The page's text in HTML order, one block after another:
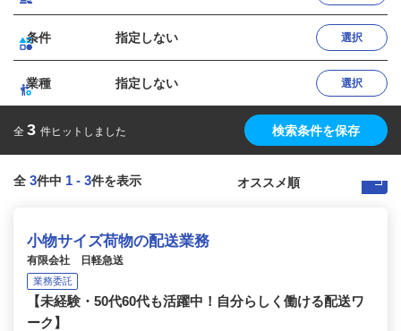
条件 指定しない 選択
業種 指定しない 選択
全 3 件ヒットしました 検索条件を保存
全 3件中 1 - 3件を表示
小物サイズ荷物の配送業務
有限会社 日軽急送
業務委託
【未経験・50代60代も活躍中！自分らしく働ける配送ワ
ーク】